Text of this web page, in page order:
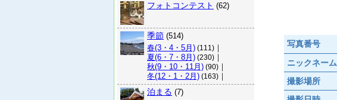
フォトコンテスト (62)
季節 (514)
春(3・4・5月) (111) ｜
夏(6・7・8月) (230) ｜
秋(9・10・11月) (90) ｜
冬(12・1・2月) (163) ｜
泊まる (7)
写真番号
ニックネーム
撮影場所